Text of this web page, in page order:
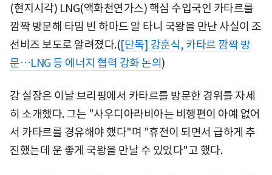
(현지시각) LNG(액화천연가스) 핵심 수입국인 카타르를
깜짝 방문해 타밈 빈 하마드 알 타니 국왕을 만난 사실이 조
선비즈 보도로 알려졌다.([단독] 강훈식, 카타르 깜짝 방
문…LNG 등 에너지 협력 강화 논의 )
강 실장은 이날 브리핑에서 카타르를 방문한 경위를 자세
히 소개했다. 그는 "사우디아라비아는 비행편이 아예 없어
서 카타르를 경유해야 했다"며 "휴전이 되면서 급하게 추
진했는데 운 좋게 국왕을 만날 수 있었다"고 했다.